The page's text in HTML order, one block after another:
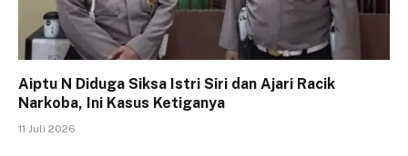
Aiptu N Diduga Siksa Istri Siri dan Ajari Racik
Narkoba, Ini Kasus Ketiganya
11 Juli 2026